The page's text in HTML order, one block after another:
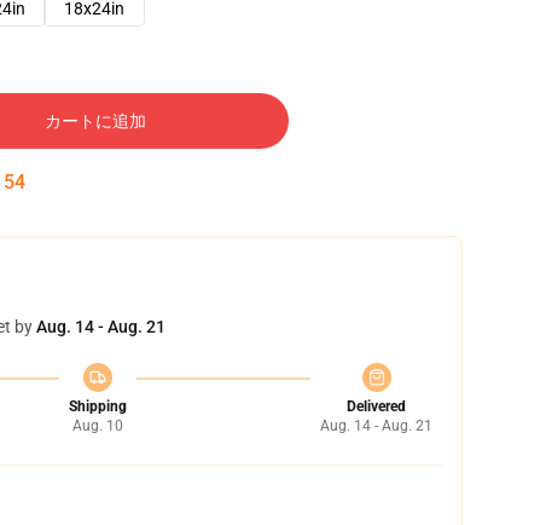
18x24in
カートに追加
53
byAug. 14 - Aug. 21
Shipping
Aug. 10
Delivered
Aug. 14 - Aug. 21